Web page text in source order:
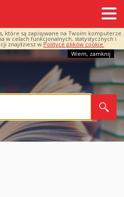
które są zapisywane na Twoim komputerze.
w celach funkcjonalnych, statystycznych i
znajdziesz w Polityce plików cookie.
Wiem, zamknij